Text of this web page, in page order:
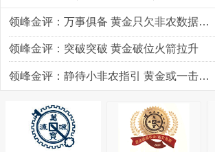
领峰金评：万事俱备 黄金只欠非农数据“东风”
领峰金评：突破突破 黄金破位火箭拉升
领峰金评：静待小非农指引 黄金或一击破局